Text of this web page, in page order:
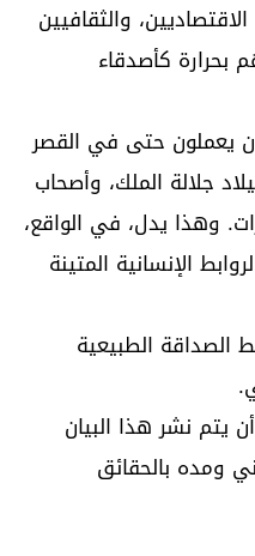
والثقافيين
بحرارة كأصدقاء
يعملون حتى في القصر
جلالة الملك، وأصحاب
وهذا يدل، في الواقع،
الإنسانية المتينة
الصداقة الطبيعية
يتم نشر هذا البيان
ومده بالحقائق